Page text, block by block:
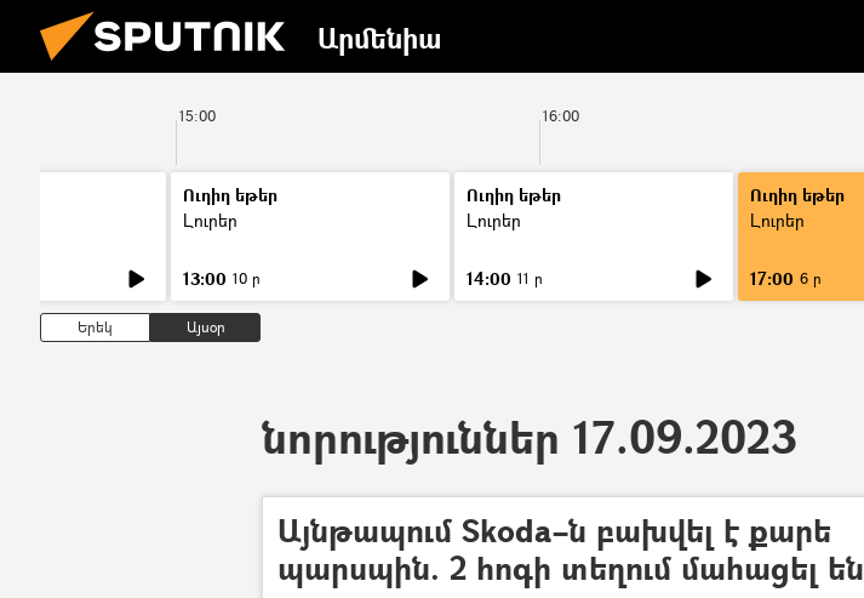
Արմենիա
15:00 16:00
Ուղիղ եթեր
Լուրեր
13:00 10 ր
Ուղիղ եթեր
Լուրեր
14:00 11 ր
Ուղիղ եթեր
Լուրեր
17:00 6 ր
Երեկ Այսօր
նորություններ 17.09.2023
Այնթապում Skoda–ն բախվել է քարե
պարսպին. 2 հոգի տեղում մահացել են